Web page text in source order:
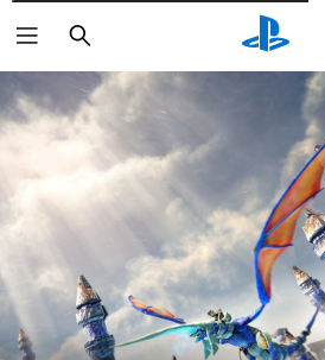
Pesquisar